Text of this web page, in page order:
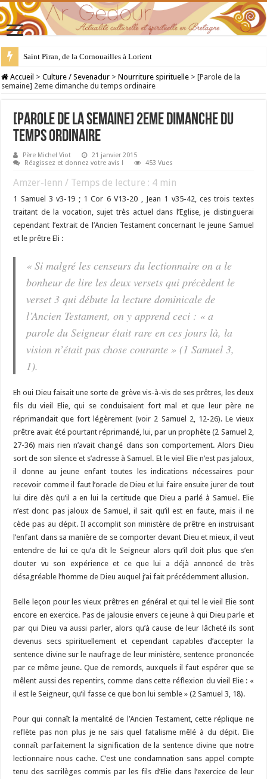
Saint Piran, de la Cornouailles à Lorient
28 juillet : Saint Samson de Dol, père de la Bretagne chrétienne
Accueil > Culture / Sevenadur > Nourriture spirituelle > [Parole de la
semaine] 2eme dimanche du temps ordinaire
[Parole de la semaine] 2eme dimanche du
temps ordinaire
Père Michel Viot
21 janvier 2015
Réagissez et donnez votre avis !
453 Vues
Amzer-lenn / Temps de lecture : 4 min
1 Samuel 3 v3-19 ; 1 Cor 6 V13-20 , Jean 1 v35-42, ces trois textes
traitant de la vocation, sujet très actuel dans l’Eglise, je distinguerai
cependant l’extrait de l’Ancien Testament concernant le jeune Samuel
et le prêtre Eli :
« Si malgré les censeurs du lectionnaire on a le
bonheur de lire les deux versets qui précèdent le
verset 3 qui débute la lecture dominicale de
l’Ancien Testament, on y apprend ceci : « a
parole du Seigneur était rare en ces jours là, la
vision n’était pas chose courante » (1 Samuel 3,
1).
Eh oui Dieu faisait une sorte de grève vis-à-vis de ses prêtres, les deux
fils du vieil Elie, qui se conduisaient fort mal et que leur père ne
réprimandait que fort légèrement (voir 2 Samuel 2, 12-26). Le vieux
prêtre avait été pourtant réprimandé, lui, par un prophète (2 Samuel 2,
27-36) mais rien n’avait changé dans son comportement. Alors Dieu
sort de son silence et s’adresse à Samuel. Et le vieil Elie n’est pas jaloux,
il donne au jeune enfant toutes les indications nécessaires pour
recevoir comme il faut l’oracle de Dieu et lui faire ensuite jurer de tout
lui dire dès qu’il a en lui la certitude que Dieu a parlé à Samuel. Elie
n’est donc pas jaloux de Samuel, il sait qu’il est en faute, mais il ne
cède pas au dépit. Il accomplit son ministère de prêtre en instruisant
l’enfant dans sa manière de se comporter devant Dieu et mieux, il veut
entendre de lui ce qu’a dit le Seigneur alors qu’il doit plus que s’en
douter vu son expérience et ce que lui a déjà annoncé de très
désagréable l’homme de Dieu auquel j’ai fait précédemment allusion.
Belle leçon pour les vieux prêtres en général et qui tel le vieil Elie sont
encore en exercice. Pas de jalousie envers ce jeune à qui Dieu parle et
par qui Dieu va aussi parler, alors qu’à cause de leur lâcheté ils sont
devenus secs spirituellement et cependant capables d’accepter la
sentence divine sur le naufrage de leur ministère, sentence prononcée
par ce même jeune. Que de remords, auxquels il faut espérer que se
mêlent aussi des repentirs, comme dans cette réflexion du vieil Elie : «
il est le Seigneur, qu’il fasse ce que bon lui semble » (2 Samuel 3, 18).
Pour qui connaît la mentalité de l’Ancien Testament, cette réplique ne
reflète pas non plus je ne sais quel fatalisme mêlé à du dépit. Elie
connaît parfaitement la signification de la sentence divine que notre
lectionnaire nous cache. C’est une condamnation sans appel compte
tenu des sacrilèges commis par les fils d’Elie dans l’exercice de leur